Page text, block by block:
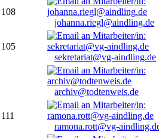
108
johanna.riegl@aindling.de
105
sekretariat@vg-aindling.de
archiv@todtenweis.de
111
ramona.rott@vg-